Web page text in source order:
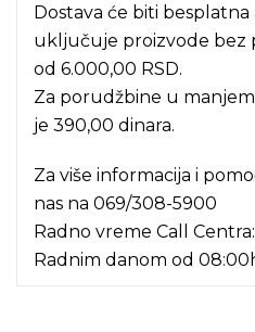
Dostava će biti
uključuje proizvode bez
od 6.000,00 RSD.
Za porudžbine u
je 390,00 dinara.
Za više informacija i
nas na 069/308-5900
Radno vreme Call Centra:
Radnim danom od